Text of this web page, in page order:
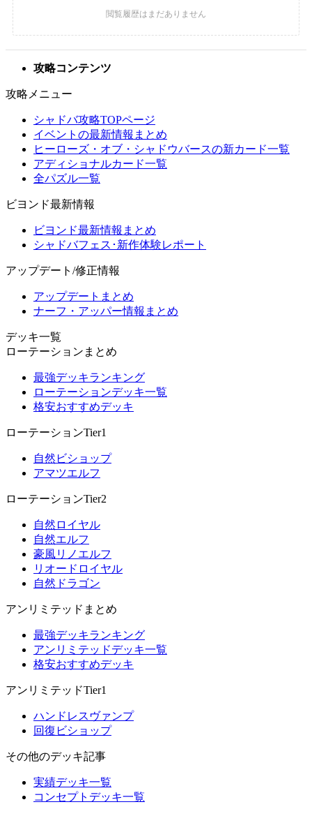
攻略コンテンツ
攻略メニュー
シャドバ攻略TOPページ
イベントの最新情報まとめ
ヒーローズ・オブ・シャドウバースの新カード一覧
アディショナルカード一覧
全パズル一覧
ビヨンド最新情報
ビヨンド最新情報まとめ
シャドバフェス･新作体験レポート
アップデート/修正情報
アップデートまとめ
ナーフ・アッパー情報まとめ
デッキ一覧
ローテーションまとめ
最強デッキランキング
ローテーションデッキ一覧
格安おすすめデッキ
ローテーションTier1
自然ビショップ
アマツエルフ
ローテーションTier2
自然ロイヤル
自然エルフ
豪風リノエルフ
リオードロイヤル
自然ドラゴン
アンリミテッドまとめ
最強デッキランキング
アンリミテッドデッキ一覧
格安おすすめデッキ
アンリミテッドTier1
ハンドレスヴァンプ
回復ビショップ
その他のデッキ記事
実績デッキ一覧
コンセプトデッキ一覧